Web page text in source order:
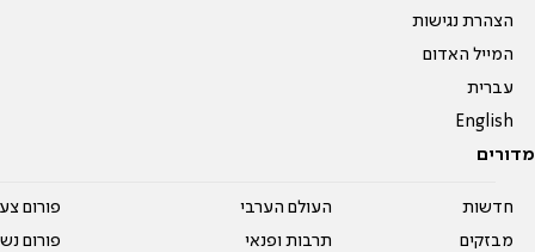
הצהרת נגישות
המייל האדום
עברית
English
מדורים
חדשות
מבזקים
העולם הערבי
תרבות ופנאי
פורום
פורום